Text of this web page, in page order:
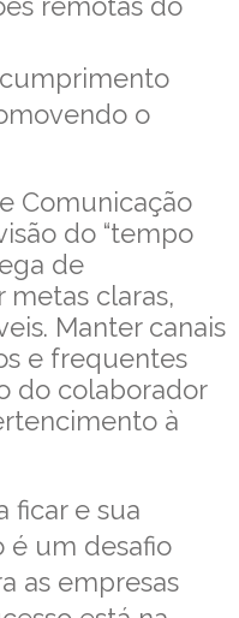
o
Comunicação
do “tempo
de
metas claras,
Manter canais
e frequentes
do colaborador
à
ficar e sua
é um desafio
as empresas